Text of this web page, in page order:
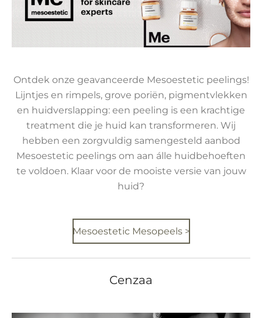
Ontdek onze geavanceerde Mesoestetic peelings!
Lijntjes en rimpels, grove poriën, pigmentvlekken
en huidverslapping: een peeling is een krachtige
treatment die je huid kan transformeren. Wij
hebben een zorgvuldig samengesteld aanbod
Mesoestetic peelings om aan álle huidbehoeften
te voldoen. Klaar voor de mooiste versie van jouw
huid?
Mesoestetic Mesopeels >
Cenzaa